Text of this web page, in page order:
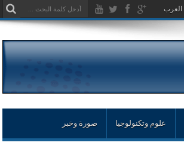
علوم وتكنولوجيا صورة وخبر